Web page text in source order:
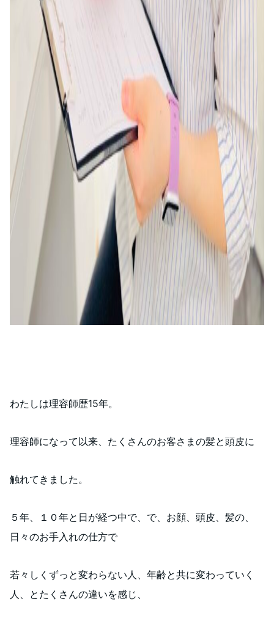
わたしは理容師歴15年。
理容師になって以来、たくさんのお客さまの髪と頭皮に
触れてきました。
５年、１０年と日が経つ中で、で、お顔、頭皮、髪の、
日々のお手入れの仕方で
若々しくずっと変わらない人、年齢と共に変わっていく
人、とたくさんの違いを感じ、